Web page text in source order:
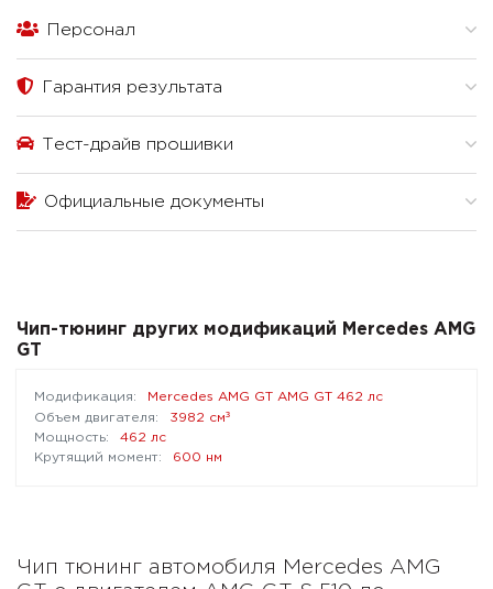
Персонал
Гарантия результата
Тест-драйв прошивки
Официальные документы
Чип-тюнинг других модификаций Mercedes AMG
GT
Mercedes AMG GT AMG GT 462 лс
3982 см³
462 лс
600 нм
Чип тюнинг автомобиля Mercedes AMG